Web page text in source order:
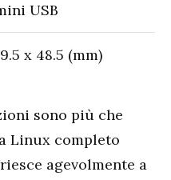
USB
x 48.5 (mm)
sono più che
Linux completo
agevolmente a